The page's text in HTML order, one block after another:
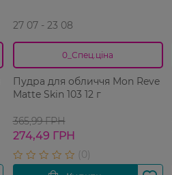
27 07 - 23 08
0_Спец.ціна
Пудра для обличчя Mon Reve
Matte Skin 103 12 г
365,99 ГРН
274,49 ГРН